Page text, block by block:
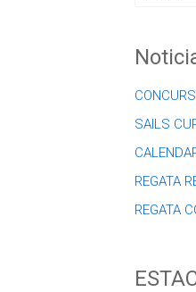
SAILS
REGATA
REGATA